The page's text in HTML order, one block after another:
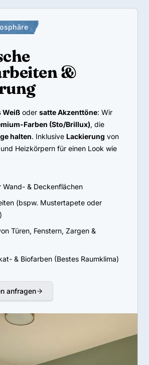
&
Weiß odersatte Akzenttöne: Wir
Farben (Sto/Brillux), die
halten. Inklusive Lackierung von
Heizkörpern für einen Look wie
Wand- & Deckenflächen
(bspw. Mustertapete oder
Türen, Fenstern, Zargen &
& Biofarben (Bestes Raumklima)
anfragen